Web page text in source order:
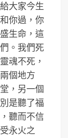
大家今生
你過，你
生命，這
。我們死
魂不死，
個地方
，另一個
是聽了福
聽而不信
永火之